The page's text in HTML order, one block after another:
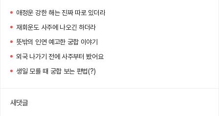
애정운 강한 해는 진짜 따로 있더라
재회운도 사주에 나오긴 하더라
뜻밖의 인연 예고한 궁합 이야기
외국 나가기 전에 사주부터 봤어요
생일 모를 때 궁합 보는 편법(?)
새댓글